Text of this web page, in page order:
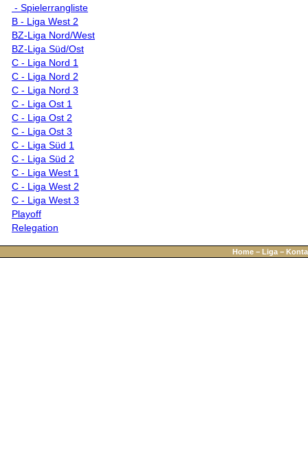
- Spielerrangliste
B - Liga West 2
BZ-Liga Nord/West
BZ-Liga Süd/Ost
C - Liga Nord 1
C - Liga Nord 2
C - Liga Nord 3
C - Liga Ost 1
C - Liga Ost 2
C - Liga Ost 3
C - Liga Süd 1
C - Liga Süd 2
C - Liga West 1
C - Liga West 2
C - Liga West 3
Playoff
Relegation
Home − Liga −